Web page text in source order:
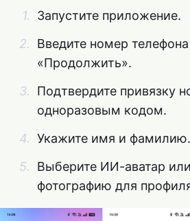
Запустите приложение.
Введите номер
«Продолжить».
Подтвердите привязку
одноразовым кодом.
Укажите имя и фамилию.
Выберите ИИ-аватар
фотографию для